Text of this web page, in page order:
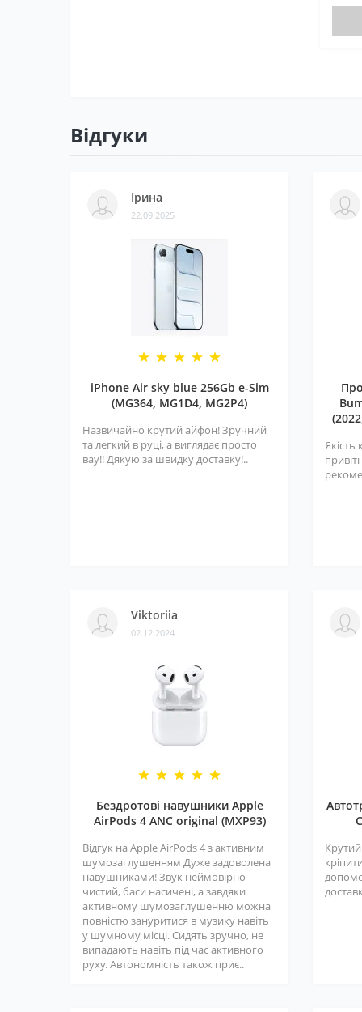
Відгуки
Ірина
22.09.2025
iPhone Air sky blue 256Gb e-Sim
(MG364, MG1D4, MG2P4)
Назвичайно крутий айфон! Зручний
та легкий в руці, а виглядає просто
вау!! Дякую за швидку доставку!..
Якість
Viktoriia
02.12.2024
Бездротові навушники Apple
AirPods 4 ANC original (MXP93)
Відгук на Apple AirPods 4 з активним
шумозаглушенням Дуже задоволена
навушниками! Звук неймовірно
чистий, баси насичені, а завдяки
активному шумозаглушенню можна
повністю зануритися в музику навіть
у шумному місці. Сидять зручно, не
випадають навіть під час активного
руху. Автономність також приє..